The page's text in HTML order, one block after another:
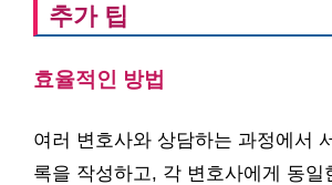
추가 팁
효율적인 방법
여러 변호사와 상담하는 과정에서
록을 작성하고, 각 변호사에게 동일